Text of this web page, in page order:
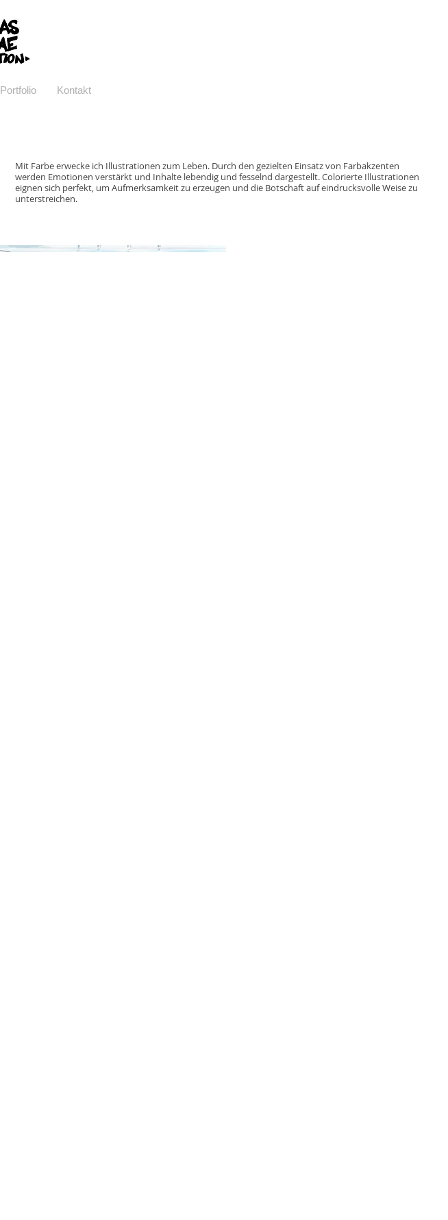
Portfolio Kontakt
Mit Farbe erwecke ich Illustrationen zum Leben. Durch den gezielten Einsatz von Farbakzenten
werden Emotionen verstärkt und Inhalte lebendig und fesselnd dargestellt. Colorierte Illustrationen
eignen sich perfekt, um Aufmerksamkeit zu erzeugen und die Botschaft auf eindrucksvolle Weise zu
unterstreichen.